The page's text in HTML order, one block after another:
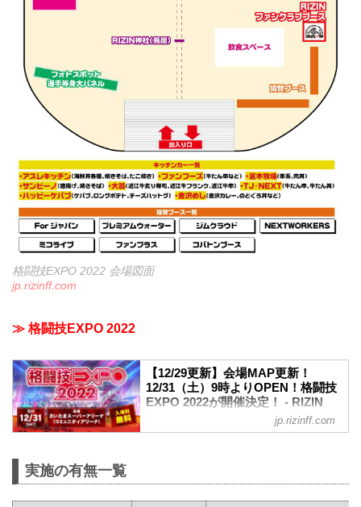
格闘技EXPO 2022 会場図面
jp.rizinff.com
≫ 格闘技EXPO 2022
【12/29更新】会場MAP更新！
12/31（土）9時よりOPEN！格闘技
EXPO 2022が開催決定！ - RIZIN
FIGHTING FEDERATION オフィシ
ャルサイト
合、入場規制を実施する可能性がござい
ます。予めご了承下さい。
jp.rizinff.com
実施の有無一覧